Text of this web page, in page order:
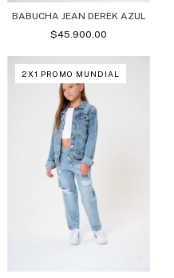
BABUCHA JEAN DEREK AZUL
$45.900,00
2X1 PROMO MUNDIAL